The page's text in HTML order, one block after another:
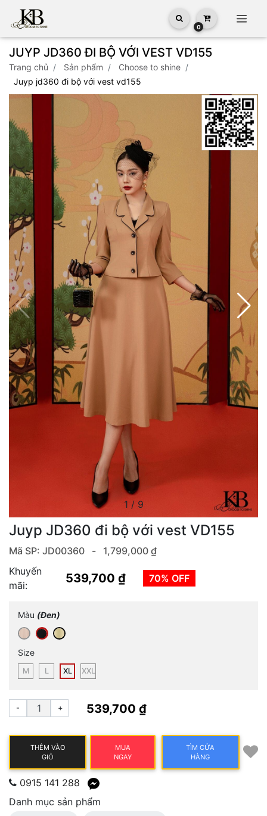
0
JUYP JD360 ĐI BỘ VỚI VEST VD155
trang chủ sản phẩm
choose to shine
juyp jd360 đi bộ với vest vd155
1 / 9
Juyp JD360 đi bộ với vest VD155
Mã SP: JD00360 - 1,799,000 ₫
Khuyến
mãi:
539,700 ₫ 70% OFF
Màu (Đen)
Size
M L XL XXL
- + 539,700 ₫
THÊM VÀO
GIỎ
MUA
NGAY
TÌM CỬA
HÀNG
0915 141 288
Danh mục sản phẩm